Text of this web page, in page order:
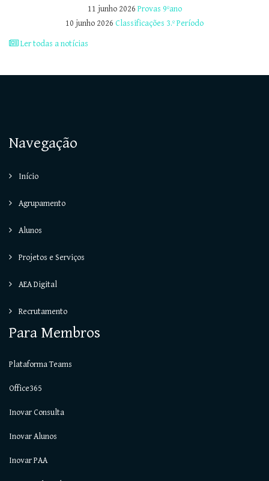
11 junho 2026 Provas 9ºano
10 junho 2026 Classificações 3.º Período
Ler todas a notícias
Navegação
Início
Agrupamento
Alunos
Projetos e Serviços
AEA Digital
Recrutamento
Para Membros
Plataforma Teams
Office365
Inovar Consulta
Inovar Alunos
Inovar PAA